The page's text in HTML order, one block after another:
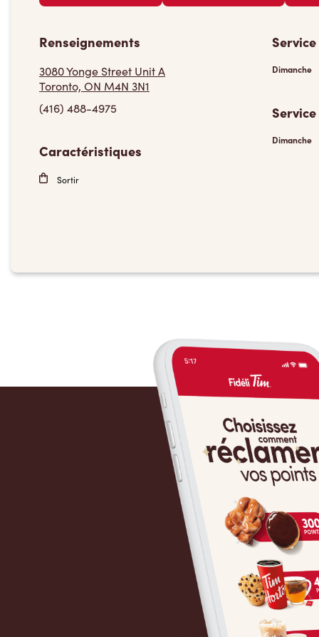
Renseignements
3080 Yonge Street Unit A
Toronto, ON M4N 3N1
(416) 488-4975
Caractéristiques
Sortir
Dimanche
Dimanche